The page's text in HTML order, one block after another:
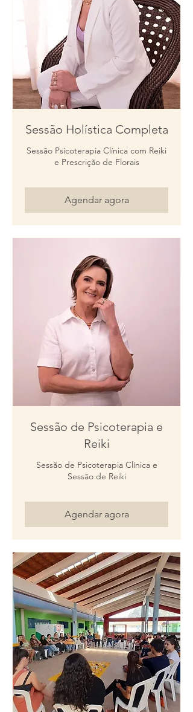
Sessão Holística Completa
Sessão Psicoterapia Clínica com Reiki
e Prescrição de Florais
Agendar agora
Sessão de Psicoterapia e
Reiki
Sessão de Psicoterapia Clínica e
Sessão de Reiki
Agendar agora